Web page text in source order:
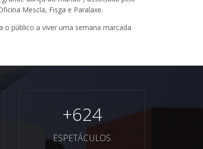
Mescla, Fisga e Paralaxe.
público a viver uma semana marcada
+624
ESPETÁCULOS